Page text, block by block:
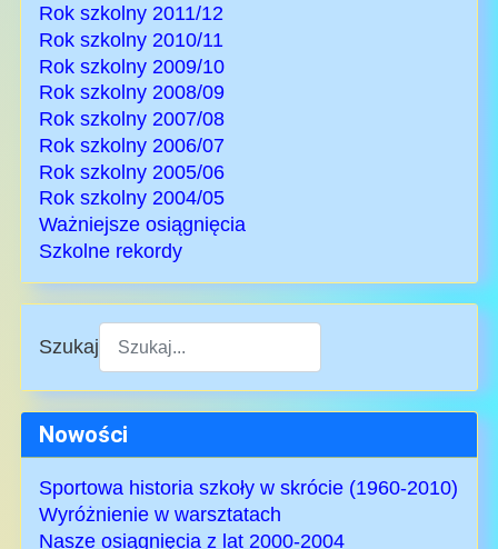
Rok szkolny 2011/12
Rok szkolny 2010/11
Rok szkolny 2009/10
Rok szkolny 2008/09
Rok szkolny 2007/08
Rok szkolny 2006/07
Rok szkolny 2005/06
Rok szkolny 2004/05
Ważniejsze osiągnięcia
Szkolne rekordy
Szukaj
Type 2 or more characters for results.
Nowości
Sportowa historia szkoły w skrócie (1960-2010)
Wyróżnienie w warsztatach
Nasze osiągnięcia z lat 2000-2004